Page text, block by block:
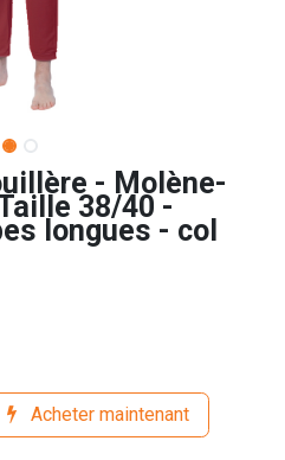
- Molène-
38/40 -
longues - col
Acheter maintenant